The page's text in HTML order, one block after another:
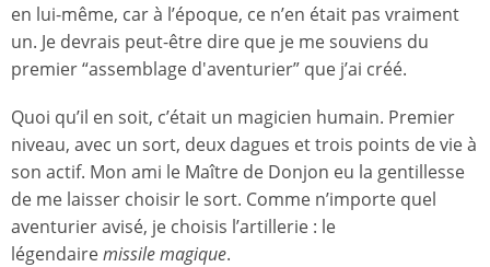
en lui-même, car à l’époque, ce n’en était pas vraiment
un. Je devrais peut-être dire que je me souviens du
premier “assemblage d'aventurier” que j’ai créé.
Quoi qu’il en soit, c’était un magicien humain. Premier
niveau, avec un sort, deux dagues et trois points de vie à
son actif. Mon ami le Maître de Donjon eu la gentillesse
de me laisser choisir le sort. Comme n’importe quel
aventurier avisé, je choisis l’artillerie : le
légendairemissile magique.